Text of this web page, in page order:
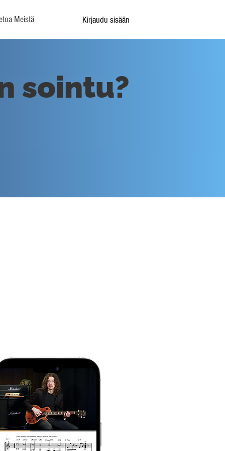
Meistä Kirjaudu sisään
sointu?